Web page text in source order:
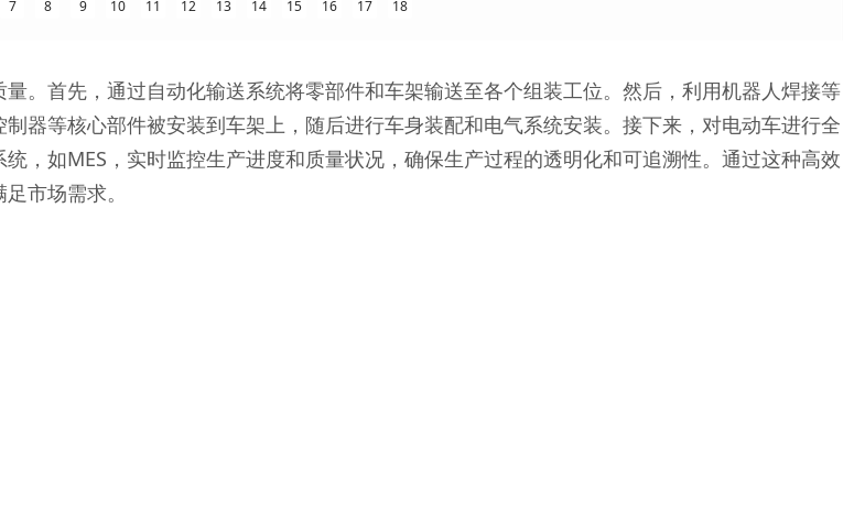
。首先，通过自动化输送系统将零部件和车架输送至各个组装工位。然后，利用机器人焊接等
器等核心部件被安装到车架上，随后进行车身装配和电气系统安装。接下来，对电动车进行全
，如MES，实时监控生产进度和质量状况，确保生产过程的透明化和可追溯性。通过这种高效
市场需求。
7 8 9 10 11 12 13 14 15 16 17 18